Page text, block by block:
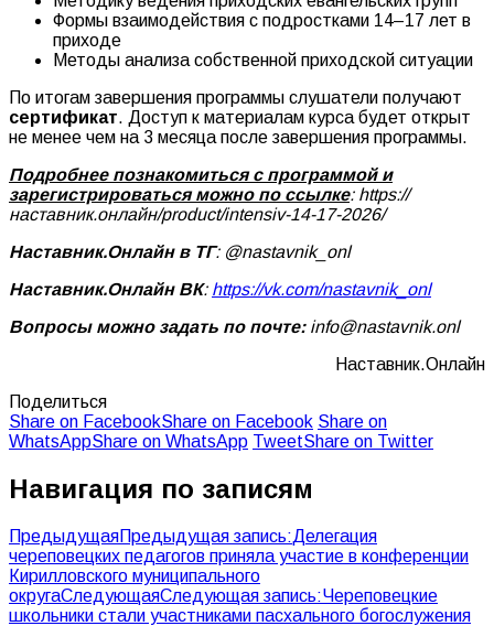
Формы взаимодействия с подростками 14–17 лет в
приходе
Методы анализа собственной приходской ситуации
По итогам завершения программы слушатели получают
сертификат. Доступ к материалам курса будет открыт
не менее чем на 3 месяца после завершения программы.
Подробнее познакомиться с программой и
зарегистрироваться можно по ссылке: https://
наставник.онлайн/product/intensiv-14-17-2026/
Наставник.Онлайн в ТГ: @nastavnik_onl
Наставник.Онлайн ВК: https://vk.com/nastavnik_onl
Вопросы можно задать по почте:info@nastavnik.onl
Наставник.Онлайн
Поделиться
Share on FacebookShare on Facebook Share on
WhatsAppShare on WhatsApp TweetShare on Twitter
Навигация по записям
ПредыдущаяПредыдущая запись:Делегация
череповецких педагогов приняла участие в конференции
Кирилловского муниципального
округаСледующаяСледующая запись:Череповецкие
школьники стали участниками пасхального богослужения